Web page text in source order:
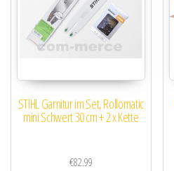
STIHL Garnitur im Set, Rollomatic
mini Schwert 30 cm + 2 x Kette
€82.99